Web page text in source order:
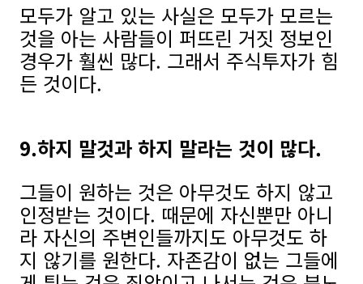
모두가 알고 있는 사실은 모두가 모르는
것을 아는 사람들이 퍼뜨린 거짓 정보인
경우가 훨씬 많다. 그래서 주식투자가 힘
든 것이다.
9.하지 말것과 하지 말라는 것이 많다.
그들이 원하는 것은 아무것도 하지 않고
인정받는 것이다. 때문에 자신뿐만 아니
라 자신의 주변인들까지도 아무것도 하
지 않기를 원한다. 자존감이 없는 그들에